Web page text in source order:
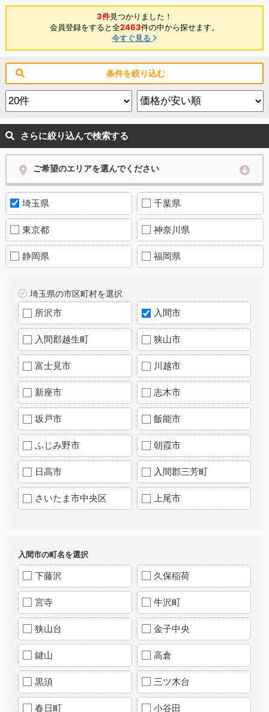
3件見つかりました！
会員登録をすると全2463件の中から探せます。
今すぐ見る
条件を絞り込む
さらに絞り込んで検索する
ご希望のエリアを選んでください
埼玉県 千葉県
東京都 神奈川県
静岡県 福岡県
埼玉県の市区町村を選択
所沢市 入間市
入間郡越生町 狭山市
富士見市 川越市
新座市 志木市
坂戸市 飯能市
ふじみ野市 朝霞市
日高市 入間郡三芳町
さいたま市中央区 上尾市
入間市の町名を選択
下藤沢 久保稲荷
宮寺 牛沢町
狭山台 金子中央
鍵山 高倉
黒須 三ツ木台
春日町 小谷田